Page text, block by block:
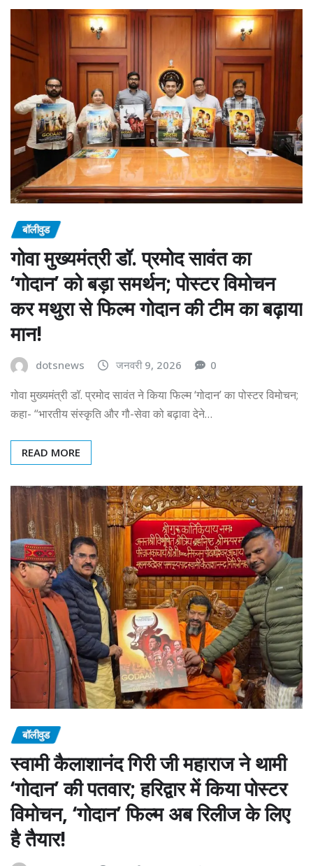
बॉलीवुड
गोवा मुख्यमंत्री डॉ. प्रमोद सावंत का
‘गोदान’ को बड़ा समर्थन; पोस्टर विमोचन
कर मथुरा से फिल्म गोदान की टीम का बढ़ाया
मान!
dotsnews जनवरी 9, 2026 0
गोवा मुख्यमंत्री डॉ. प्रमोद सावंत ने किया फिल्म ‘गोदान’ का पोस्टर विमोचन;
कहा- “भारतीय संस्कृति और गौ-सेवा को बढ़ावा देने…
READ MORE
बॉलीवुड
स्वामी कैलाशानंद गिरी जी महाराज ने थामी
‘गोदान’ की पतवार; हरिद्वार में किया पोस्टर
विमोचन, ‘गोदान’ फिल्म अब रिलीज के लिए
है तैयार!